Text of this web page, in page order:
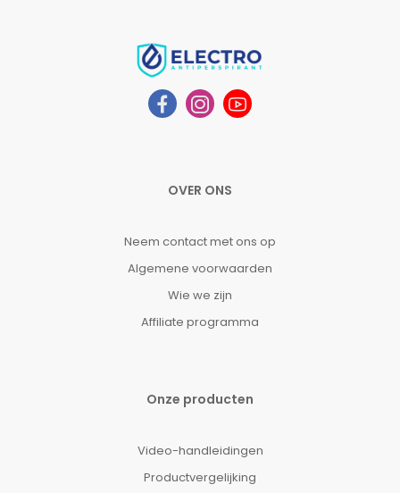
OVER ONS
Neem contact met ons op
Algemene voorwaarden
Wie we zijn
Affiliate programma
Onze producten
Video-handleidingen
Productvergelijking